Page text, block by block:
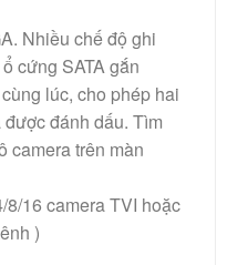
Nhiều chế độ ghi
cứng SATA gắn
lúc, cho phép hai
đánh dấu. Tìm
camera trên màn
16 camera TVI hoặc
)